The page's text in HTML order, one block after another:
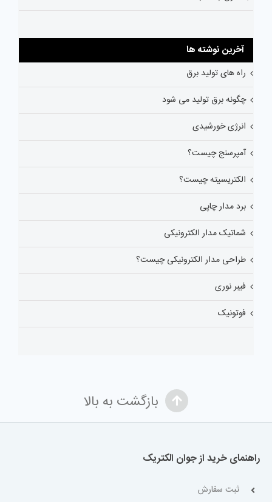
آخرین نوشته ها
راه های تولید برق
چگونه برق تولید می شود
انرژی خورشیدی
آمپرسنج چیست؟
الکتریسیته چیست؟
برد مدار چاپی
شماتیک مدار الکترونیکی
طراحی مدار الکترونیکی چیست؟
فیبر نوری
فوتونیک
بازگشت به بالا
راهنمای خرید از جوان الکتریک
ثبت سفارش